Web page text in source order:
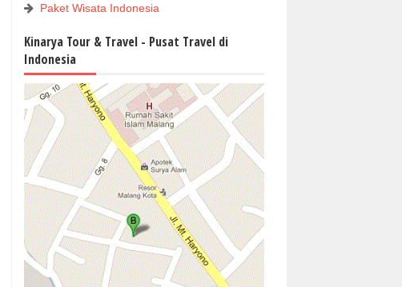
Paket Wisata Indonesia
Kinarya Tour & Travel - Pusat Travel di
Indonesia